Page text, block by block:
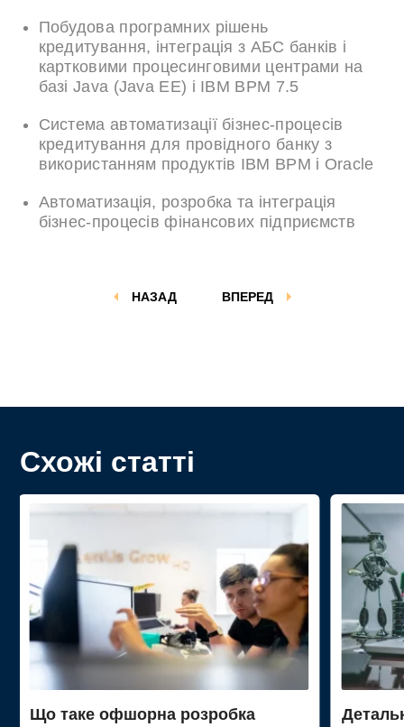
Побудова програмних рішень
кредитування, інтеграція з АБС банків і
картковими процесинговими центрами на
базі Java (Java EE) і IBM BPM 7.5
Система автоматизації бізнес-процесів
кредитування для провідного банку з
використанням продуктів IBM BPM і Oracle
Автоматизація, розробка та інтеграція
бізнес-процесів фінансових підприємств
ВПЕРЕД
НАЗАД
Схожі статті
Що таке офшорна розробка